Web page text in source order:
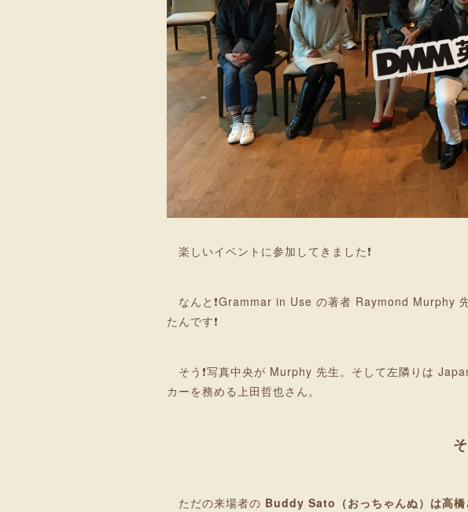
楽しいイベントに参加してきました❗
なんと❗Grammar in Use の著者 Raymond Murphy
たんです❗
そう❗写真中央が Murphy 先生。そして左隣りは
カーを務める上田哲也さん。
ただの来場者の Buddy Sato（おっちゃんぬ）は高橋